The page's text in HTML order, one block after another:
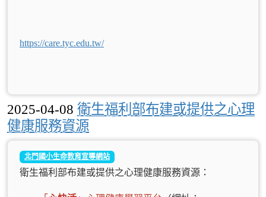
https://care.tyc.edu.tw/
2025-04-08 衛生福利部布建或提供之心理
健康服務資源
北門國小生命教育宣導網站
衛生福利部布建或提供之心理健康服務資源：